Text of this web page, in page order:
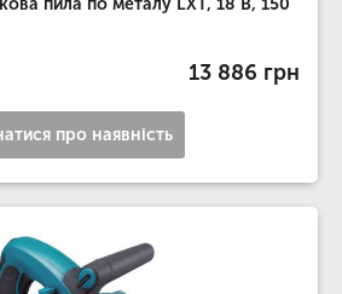
пила по металу LXT, 18 В, 150
13 886 грн
про наявність